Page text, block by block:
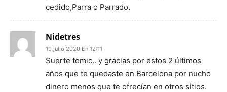
cedido,Parra o Parrado.
Nidetres
19 julio 2020 En 12:11
Suerte tomic.. y gracias por estos 2 últimos
años que te quedaste en Barcelona por nucho
dinero menos que te ofrecían en otros sitios.